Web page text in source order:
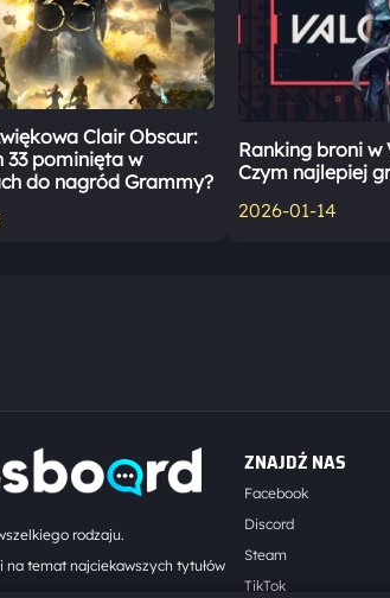
Clair Obscur:
33 pominięta w
do nagród Grammy?
Ranking broni w
Czym najlepiej
2026-01-14
rodzaju.
temat najciekawszych tytułów
ZNAJDŹ NAS
Facebook
Discord
Steam
TikTok